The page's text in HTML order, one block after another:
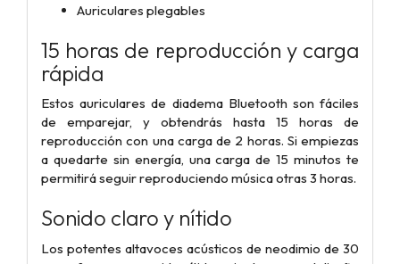
Auriculares plegables
15 horas de reproducción y carga
rápida
Estos auriculares de diadema Bluetooth son fáciles
de emparejar, y obtendrás hasta 15 horas de
reproducción con una carga de 2 horas. Si empiezas
a quedarte sin energía, una carga de 15 minutos te
permitirá seguir reproduciendo música otras 3 horas.
Sonido claro y nítido
Los potentes altavoces acústicos de neodimio de 30